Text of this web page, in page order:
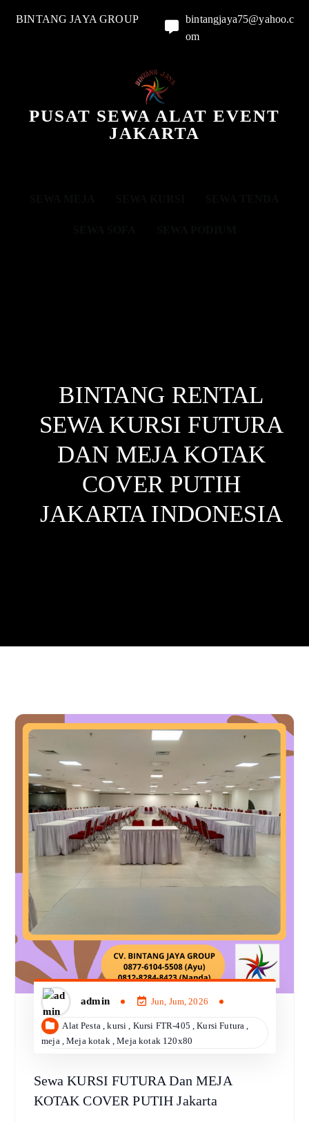
BINTANG JAYA GROUP
bintangjaya75@yahoo.c
om
PUSAT SEWA ALAT EVENT
JAKARTA
BINTANG RENTAL
SEWA KURSI FUTURA
DAN MEJA KOTAK
COVER PUTIH
JAKARTAINDONESIA
admin Jun, Jum, 2026
Alat Pesta ,kursi Kursi FTR-405 ,Kursi Futura
meja,Meja kotak,Meja kotak 120x80
Sewa KURSI FUTURA Dan MEJA
KOTAK COVER PUTIH Jakarta